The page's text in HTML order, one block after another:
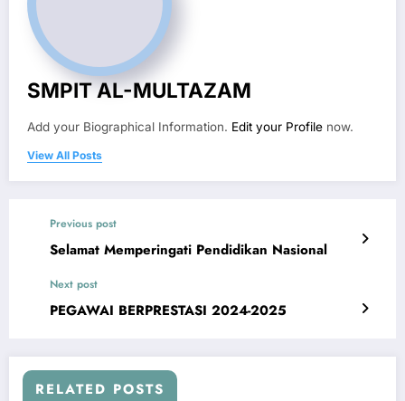
SMPIT AL-MULTAZAM
Add your Biographical Information. Edit your Profile now.
View All Posts
Previous post
Selamat Memperingati Pendidikan Nasional
Next post
PEGAWAI BERPRESTASI 2024-2025
RELATED POSTS